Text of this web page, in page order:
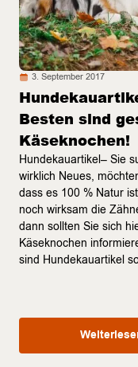
3. September 2017
Besten sind
Käseknochen!
Hundekauartikel– Sie
wirklich Neues,
dass es 100 % Natur
noch wirksam die
dann sollten Sie sich
Käseknochen
sind Hundekauartikel